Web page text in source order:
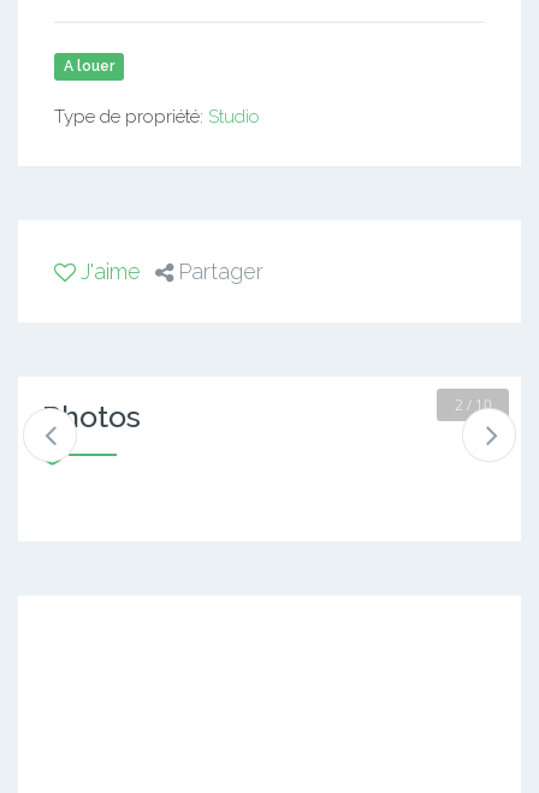
A louer
Type de propriété: Studio
J'aime Partager
Photos 2 / 10